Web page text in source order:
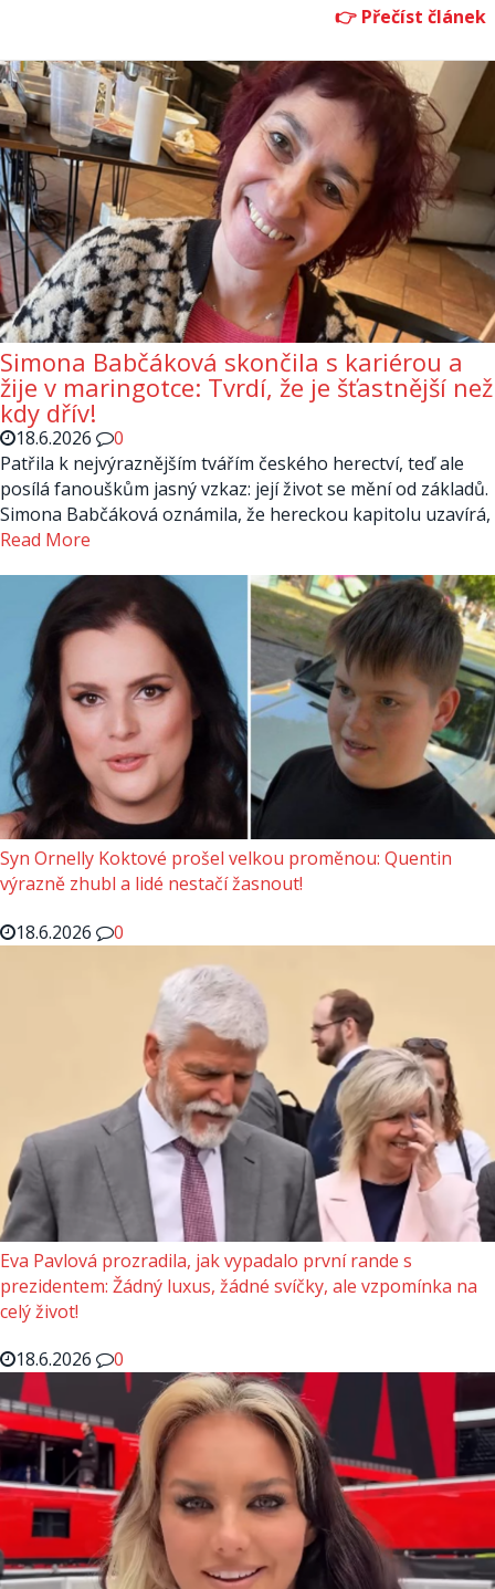
Simona Babčáková skončila s kariérou a
žije v maringotce: Tvrdí, že je šťastnější než
kdy dřív!
18.6.2026
0
Patřila k nejvýraznějším tvářím českého herectví, teď ale
posílá fanouškům jasný vzkaz: její život se mění od základů.
Simona Babčáková oznámila, že hereckou kapitolu uzavírá,
Read More
Syn Ornelly Koktové prošel velkou proměnou: Quentin
výrazně zhubl a lidé nestačí žasnout!
18.6.2026
0
Eva Pavlová prozradila, jak vypadalo první rande s
prezidentem: Žádný luxus, žádné svíčky, ale vzpomínka na
celý život!
18.6.2026
0